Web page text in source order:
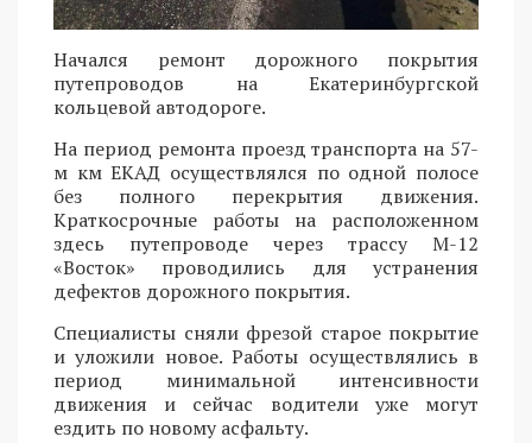
Начался ремонт дорожного покрытия
путепроводов на Екатеринбургской
кольцевой автодороге.
На период ремонта проезд транспорта на 57-
м км ЕКАД осуществлялся по одной полосе
без полного перекрытия движения.
Краткосрочные работы на расположенном
здесь путепроводе через трассу М-12
«Восток» проводились для устранения
дефектов дорожного покрытия.
Специалисты сняли фрезой старое покрытие
и уложили новое. Работы осуществлялись в
период минимальной интенсивности
движения и сейчас водители уже могут
ездить по новому асфальту.